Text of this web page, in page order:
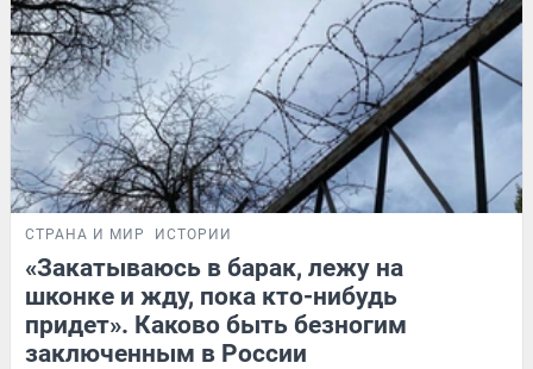
СТРАНА И МИР ИСТОРИИ
«Закатываюсь в барак, лежу на
шконке и жду, пока кто-нибудь
придет». Каково быть безногим
заключенным в России